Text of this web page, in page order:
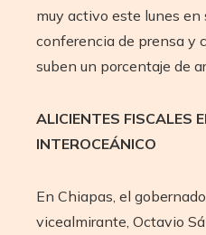
muy activo este lunes en
conferencia de prensa y
suben un porcentaje de
ALICIENTES FISCALES
INTEROCEÁNICO
En Chiapas, el
vicealmirante, Octavio